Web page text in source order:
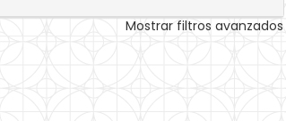
Mostrar filtros avanzados